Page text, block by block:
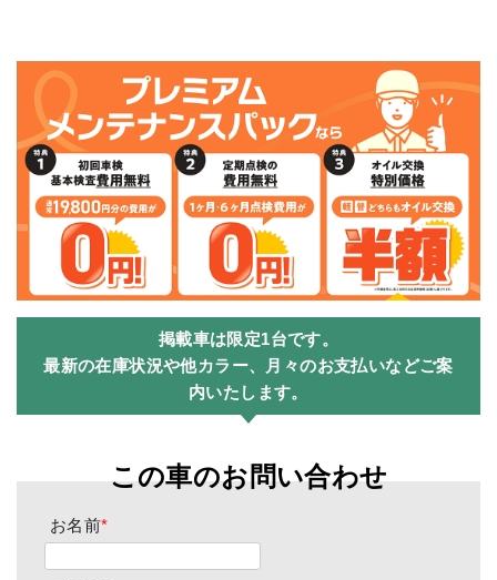
掲載車は限定1台です。
最新の在庫状況や他カラー、月々のお支払いなどご案
内いたします。
この車のお問い合わせ
お名前*